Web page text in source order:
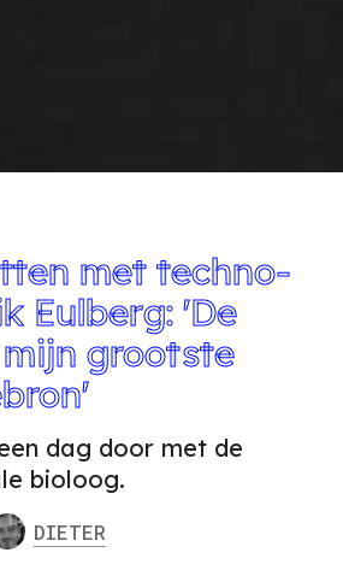
met techno-
Eulberg: 'De
grootste
dag door met de
bioloog.
DIETER